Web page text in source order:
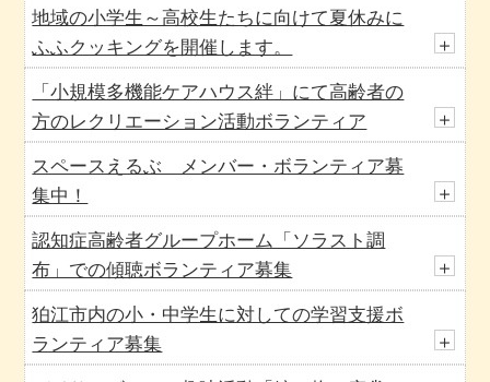
地域の小学生～高校生たちに向けて夏休みに
ふふクッキングを開催します。
＋
「小規模多機能ケアハウス絆」にて高齢者の
方のレクリエーション活動ボランティア
＋
スペースえるぶ メンバー・ボランティア募
集中！
＋
認知症高齢者グループホーム「ソラスト調
布」での傾聴ボランティア募集
＋
狛江市内の小・中学生に対しての学習支援ボ
ランティア募集
＋